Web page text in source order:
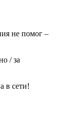
не помог –
/ за
в сети!